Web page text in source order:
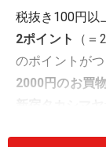
税抜き100円以
2ポイント
（＝
のポイントがつ
2000円のお買